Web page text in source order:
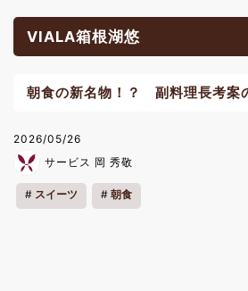
VIALA箱根湖悠
朝食の新名物！？ 副料理長考案
2026/05/26
サービス 岡 秀敬
スイーツ 朝食